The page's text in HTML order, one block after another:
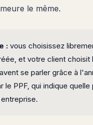
le même.
: vous choisissez
et votre client choisit
se parler grâce à
le PPF, qui indique